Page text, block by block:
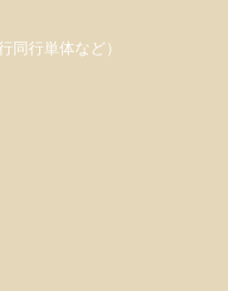
同行単体など）